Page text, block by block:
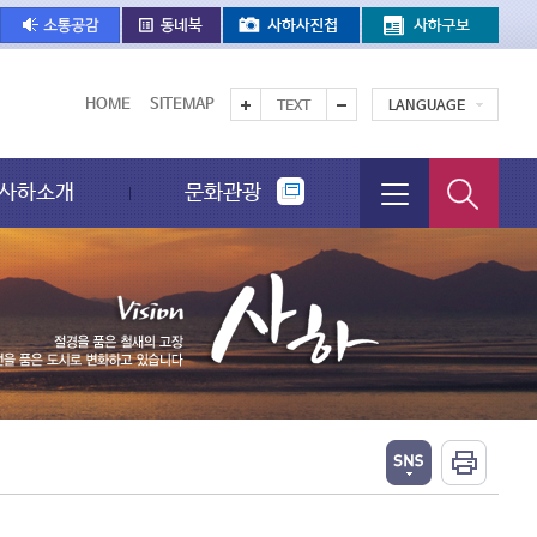
HOME SITEMAP TEXT LANGUAGE
하소개 문화관광